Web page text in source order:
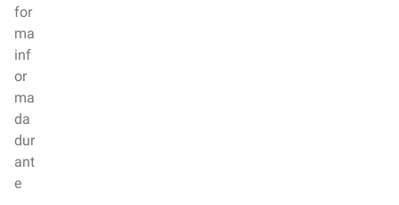
for
ma
inf
or
ma
da
dur
ant
e